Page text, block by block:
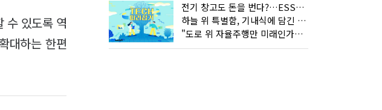
수 있도록 역
대하는 한편
전기 창고도 돈을 번다?…ESS의 '두뇌' EMO가 뭐길래
하늘 위 특별함, 기내식에 담긴 기술의 세계
"도로 위 자율주행만 미래인가요"…진흙탕서 길 내는 HD현대 AI 기술